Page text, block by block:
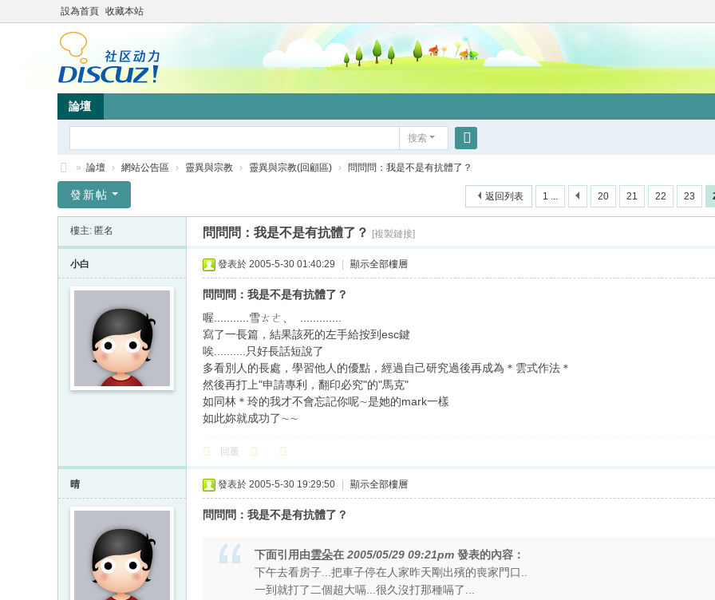
設為首頁 收藏本站
論壇
搜索
搜
索
竹
» 論壇 › 網站公告區 › 靈異與宗教 › 靈異與宗教(回顧區) › 問問問：我是不是有抗體了？
1 ... 20 21 22 23
返回列表
發新帖
樓主: 匿名 問問問：我是不是有抗體了？ [複製鏈接]
小白 發表於 2005-5-30 01:40:29 顯示全部樓層
問問問：我是不是有抗體了？
喔...........雪ㄊㄜ、 .............
寫了一長篇，結果該死的左手給按到esc鍵
唉..........只好長話短說了
多看別人的長處，學習他人的優點，經過自己研究過後再成為＊雲式作法＊
然後再打上"申請專利，翻印必究"的"馬克"
如同林＊玲的我才不會忘記你呢∼是她的mark一樣
如此妳就成功了∼∼
回覆
晴 發表於 2005-5-30 19:29:50 顯示全部樓層
問問問：我是不是有抗體了？
下面引用由雲朵在 2005/05/29 09:21pm 發表的內容：
下午去看房子...把車子停在人家昨天剛出殯的喪家門口..
一到就打了二個超大嗝...很久沒打那種嗝了...